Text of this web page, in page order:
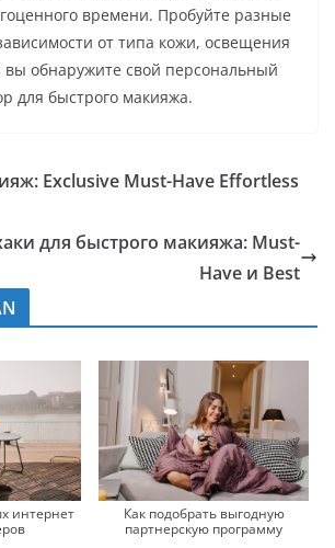
времени. Пробуйте разные
от типа кожи, освещения
обнаружите свой персональный
для быстрого макияжа.
Exclusive Must-Have Effortless
для быстрого макияжа: Must-
Have и Best
интернет
Как подобрать выгодную
партнерскую программу